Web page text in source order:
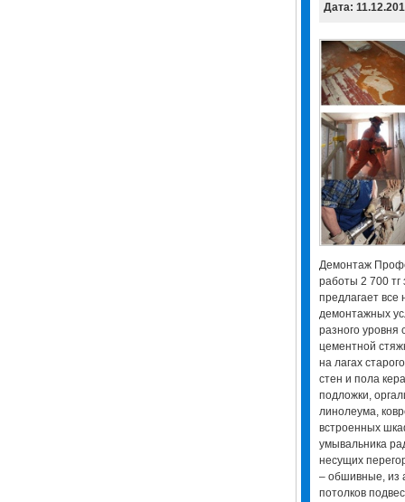
Дата:
Демонтаж
работы 2 700
предлагает все
демонтажных
разного уровня
цементной
на лагах
стен и пола
подложки,
линолеума,
встроенных
умывальника
несущих
– обшивные, из
потолков